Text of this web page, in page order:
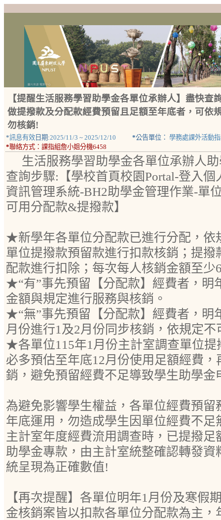
【提醒生活服務學習助學金各單位承辦人】盡快
做提撥款及分配款經費預留且足額至年底者，可依
勿核銷!
*訊息有效 日期:2025/11/3 ~ 2025/12/10 *公告單位： 學務處課外活動
*聯絡方式： 課指組詹小姐分機6458
生活服務學習助學金各單位承辦人
查詢步驟:【學校首頁校園Portal-登入
資訊管理系統-BH2助學金管理作業-單
可用分配款&提撥款】
★新學年各單位分配款已進行分配，依
單位提撥款預留款進行扣款核銷；提
配款進行扣除；每次每人核銷金額至少
★“有”事先預留【分配款】經費者，明
金額與規定進行服務與核銷。
★“無”事先預留【分配款】經費者，明
月份進行1及2月份同步核銷，依規定不
★各單位115年1月份主計室調查單位提
必多預估至年底12月份使用足額經費
銷，避免預留經費不足導致學生助學金
為避免影響學生權益，各單位經費預
年底運用，勿造成學生因單位經費不足
主計室年度經費流用調查時，已提撥
助學金專款，由主計室統整確認轉發
統呈現為正確數值!
【再次提醒】各單位明年1月份及寒假
金核銷案皆以扣款各單位分配款為主，